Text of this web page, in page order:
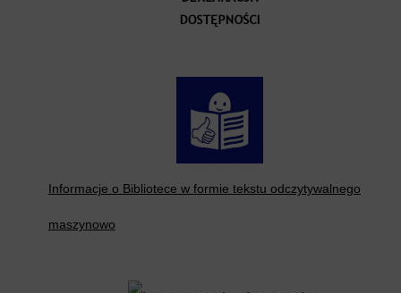
Informacje o Bibliotece w formie tekstu odczytywalnego
maszynowo